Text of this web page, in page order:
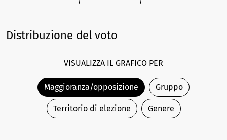
Distribuzione del voto
VISUALIZZA IL GRAFICO PER
Maggioranza/opposizione Gruppo
Territorio di elezione Genere